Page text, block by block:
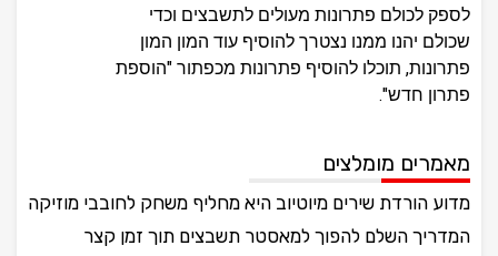
לספק לכולם פתרונות מעולים לתשבצים וכדי
שכולם יהנו ממנו נצטרך להוסיף עוד המון המון
פתרונות, תוכלו להוסיף פתרונות מכפתור "הוספת
פתרון חדש".
מאמרים מומלצים
מדוע הורדת שירים מיוטיוב היא מחליף משחק לחובבי מוזיקה
המדריך השלם להפוך למאסטר תשבצים תוך זמן קצר